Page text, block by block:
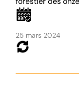
25 mars 2024